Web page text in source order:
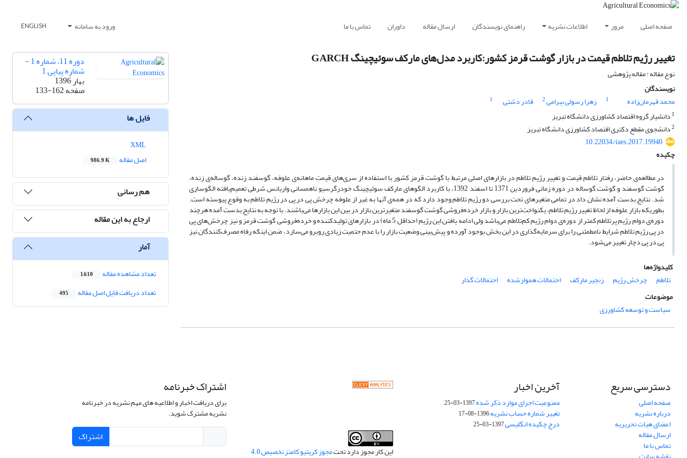
صفحه اصلی مرور اطلاعات نشریه راهنمای نویسندگان ارسال مقاله داوران تماس با ما ورود به سامانه ENGLISH
تغییر رژیم تلاطم قیمت در بازار گوشت قرمز کشور:کاربرد مدل‌های مارکف سوئیچینگ GARCH
نوع مقاله : مقاله پژوهشی
نویسندگان
محمد قهرمان‌زاده
1 زهرا رسولی بیرامی2 قادر دشتی
1
1 دانشیار گروه اقتصاد کشاورزی دانشگاه تبریز
2دانشجوی مقطع دکتری اقتصاد کشاورزی دانشگاه تبریز
10.22034/iaes.2017.19940
چکیده
در مطالعه‌ی حاضر، رفتار تلاطم قیمت و تغییر رژیم تلاطم در بازارهای اصلی مرتبط با گوشت قرمز کشور با استفاده از سری‌های قیمت ماهانه‌ی علوفه، گوسفند زنده، گوساله‌ی زنده،
گوشت گوسفند و گوشت گوساله در دوره زمانی فروردین 1371 تا اسفند 1392، با کاربرد الگو‌های مارکف سوئیچینگ خودرگرسیو ناهمسانی واریانس شرطی تعمیم‌یافته الگوسازی
شد. نتایج بدست آمده نشان داد در تمامی متغیرهای تحت بررسی دو رژیم تلاطم وجود دارد که در همه‌ی آنها به غیر از علوفه چرخش پی در پی در رژیم تلاطم به وقوع پیوسته است.
بطوریکه بازار علوفه از لحاظ تغییر رژیم تلاطم، یکنواخت‌ترین بازار و بازار خرده‌فروشی گوشت گوسفند متغیرترین بازار در بین این بازارها می‌باشند. با توجه به نتایج بدست آمده هرچند
دوره‌ی دوام رژیم پرتلاطم کمتر از دوره‌ی دوام رژیم کم‌تلاطم می‌باشد ولی ادامه یافتن این رژیم (حداقل 5 ماه) در بازارهای تولیدکننده و خرده‌فروشی گوشت قرمز و نیز چرخش‌های پی
در پی رژیم تلاطم شرایط نامطمئنی را برای سرمایه‌گذاری در این بخش بوجود آورده و پیش‌بینی وضعیت بازار را با عدم حتمیت زیادی روبرو می‌سازد، ضمن اینکه رفاه مصرف‌کنندگان نیز
پی در پی دچار تغییر می‌شود.
کلیدواژه‌ها
تلاطم
چرخش رژیم زنجیر مارکف احتمالات هموارشده
احتمالات گذار
موضوعات
سیاست و توسعه کشاورزی
دوره 11، شماره 1 -
شماره پیاپی 1
بهار 1396
صفحه133-162
فایل ها
اصل مقاله
986.9 K
هم رسانی
ارجاع به این مقاله
آمار
تعداد مشاهده مقاله 1,610
تعداد دریافت فایل اصل مقاله 495
دسترسی سریع
صفحه اصلی
درباره نشریه
اعضای هیات تحریریه
ارسال مقاله
تماس با ما
آخرین اخبار
ممنوعیت اجرای موارد ذکر شده1397-03-25
تغییر شماره حساب نشریه1396-08-17
درج چکیده انگلیسی1397-03-25
این کار مجوز دارد تحت مجوز کریتیو کامنز تخصیص 4.0
اشتراک خبرنامه
برای دریافت اخبار و اطلاعیه های مهم نشریه در خبرنامه
نشریه مشترک شوید.
اشتراک